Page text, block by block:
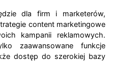
dla firm i marketerów,
content marketingowe
kampanii reklamowych.
zaawansowane funkcje
dostęp do szerokiej bazy